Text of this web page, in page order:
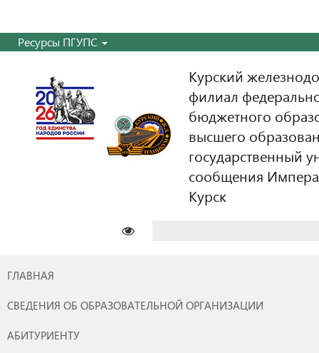
Ресурсы ПГУПС
Курский
филиал
бюджетного
высшего
государственный
сообщения
Курск
ГЛАВНАЯ
СВЕДЕНИЯ ОБ ОБРАЗОВАТЕЛЬНОЙ ОРГАНИЗАЦИИ
АБИТУРИЕНТУ